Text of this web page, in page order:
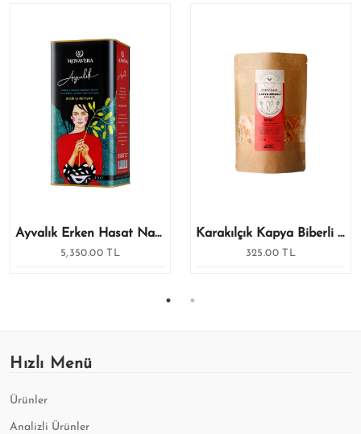
Ayvalık Erken Hasat Natürel Sızma Zeytinyağı 5 Lt
5,350.00 TL
Karakılçık Kapya Biberli Erişte 500 Gr
325.00 TL
Hızlı Menü
Ürünler
Analizli Ürünler